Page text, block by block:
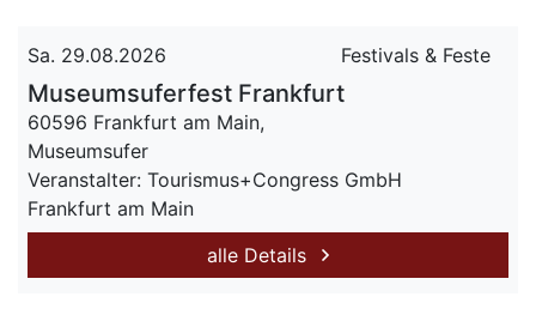
Sa. 29.08.2026 Festivals & Feste
Museumsuferfest Frankfurt
60596 Frankfurt am Main,
Museumsufer
Veranstalter: Tourismus+Congress GmbH
Frankfurt am Main
alle Details